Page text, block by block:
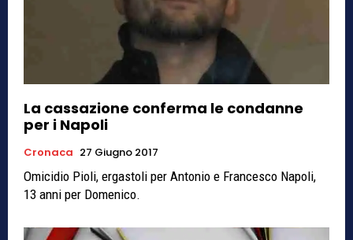
La cassazione conferma le condanne
per i Napoli
Cronaca 27 Giugno 2017
Omicidio Pioli, ergastoli per Antonio e Francesco Napoli,
13 anni per Domenico.